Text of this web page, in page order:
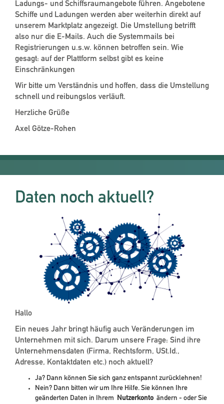
Ladungs- und Schiffsraumangebote führen. Angebotene
Schiffe und Ladungen werden aber weiterhin direkt auf
unserem Marktplatz angezeigt. Die Umstellung betrifft
also nur die E-Mails. Auch die Systemmails bei
Registrierungen u.s.w. können betroffen sein. Wie
gesagt: auf der Plattform selbst gibt es keine
Einschränkungen
Wir bitte um Verständnis und hoffen, dass die Umstellung
schnell und reibungslos verläuft.
Herzliche Grüße
Axel Götze-Rohen
Daten noch aktuell?
Hallo
Ein neues Jahr bringt häufig auch Veränderungen im
Unternehmen mit sich. Darum unsere Frage: Sind ihre
Unternehmensdaten (Firma, Rechtsform, USt.Id.,
Adresse, Kontaktdaten etc.) noch aktuell?
Ja? Dann können Sie sich ganz entspannt zurücklehnen!
Nein? Dann bitten wir um Ihre Hilfe. Sie können Ihre
geänderten Daten in Ihrem Nutzerkonto ändern - oder Sie